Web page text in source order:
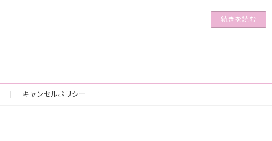
続きを読む
キャンセルポリシー